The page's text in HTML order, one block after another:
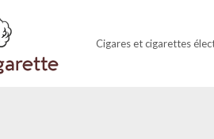
Cigares et cigarettes